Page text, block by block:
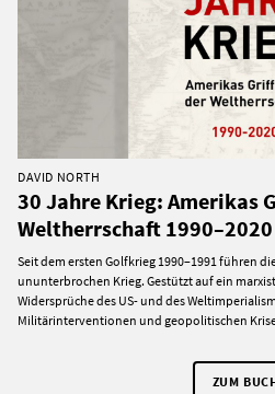
DAVID NORTH
30 Jahre Krieg: Amerikas
Weltherrschaft 1990–2020
Seit dem ersten Golfkrieg 1990–1991 führen
ununterbrochen Krieg. Gestützt auf ein
Widersprüche des US- und des
Militärinterventionen und geopolitischen
ZUM